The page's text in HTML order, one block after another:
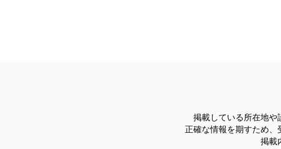
掲載している所在地や
正確な情報を期すため、
掲載